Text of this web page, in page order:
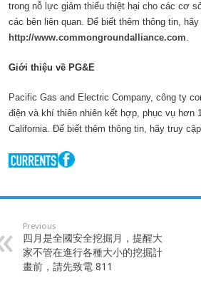
trong nỗ lực giảm thiểu thiệt hại cho các cơ
các bên liên quan. Để biết thêm thông tin,
http://www.commongroundalliance.com.
Giới thiệu về PG&E
Pacific Gas and Electric Company, công ty
điện và khí thiên nhiên kết hợp, phục vụ hơn
California. Để biết thêm thông tin, hãy truy cập
Previous
四月是全國安全挖掘月，提醒大
家不管在進行各種大小的挖掘計
畫前，請先致電 811